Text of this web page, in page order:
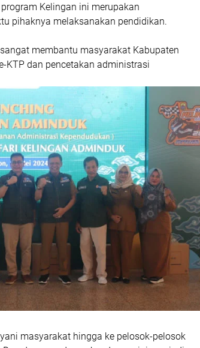
Kelingan ini merupakan
pihaknya melaksanakan pendidikan.
membantu masyarakat Kabupaten
KTP dan pencetakan administrasi
masyarakat hingga ke pelosok-pelosok